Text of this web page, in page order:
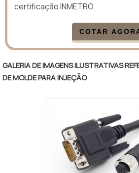
certificação INMETRO
COTAR
GALERIA DE IMAGENS ILUSTRATIVAS
DE MOLDE PARA INJEÇÃO